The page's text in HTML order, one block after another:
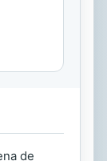
de